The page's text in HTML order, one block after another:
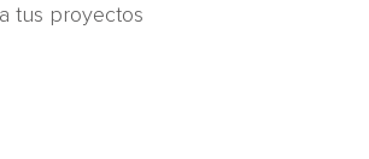
tus proyectos